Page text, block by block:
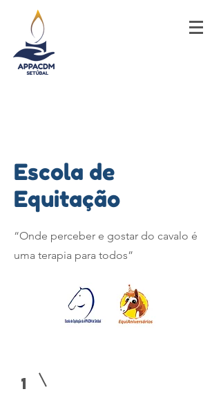
Escola de
Equitação
“Onde perceber e gostar do cavalo é
uma terapia para todos”
1